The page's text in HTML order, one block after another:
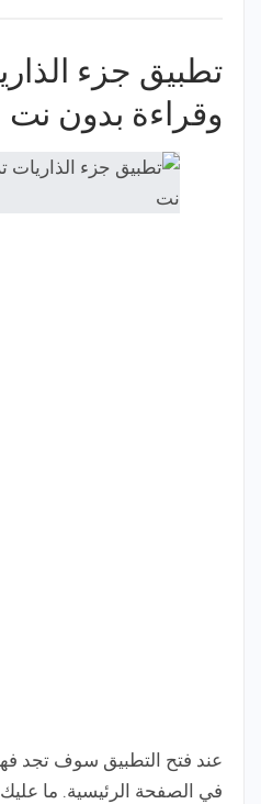
تطبيق جزء
وقراءة بدون نت
عند فتح التطبيق سوف تجد
في الصفحة الرئيسية. ما